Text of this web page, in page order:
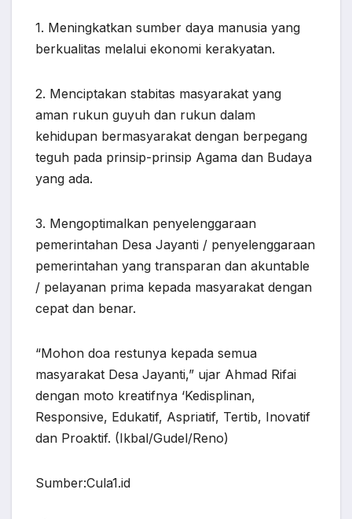
1. Meningkatkan sumber daya manusia yang
berkualitas melalui ekonomi kerakyatan.
2. Menciptakan stabitas masyarakat yang
aman rukun guyuh dan rukun dalam
kehidupan bermasyarakat dengan berpegang
teguh pada prinsip-prinsip Agama dan Budaya
yang ada.
3. Mengoptimalkan penyelenggaraan
pemerintahan Desa Jayanti / penyelenggaraan
pemerintahan yang transparan dan akuntable
/ pelayanan prima kepada masyarakat dengan
cepat dan benar.
“Mohon doa restunya kepada semua
masyarakat Desa Jayanti,” ujar Ahmad Rifai
dengan moto kreatifnya ‘Kedisplinan,
Responsive, Edukatif, Aspriatif, Tertib, Inovatif
dan Proaktif. (Ikbal/Gudel/Reno)
Sumber:Cula1.id